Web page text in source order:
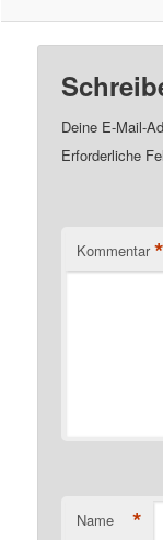
Deine E-Mail-
Erforderliche
Kommentar *
Name *